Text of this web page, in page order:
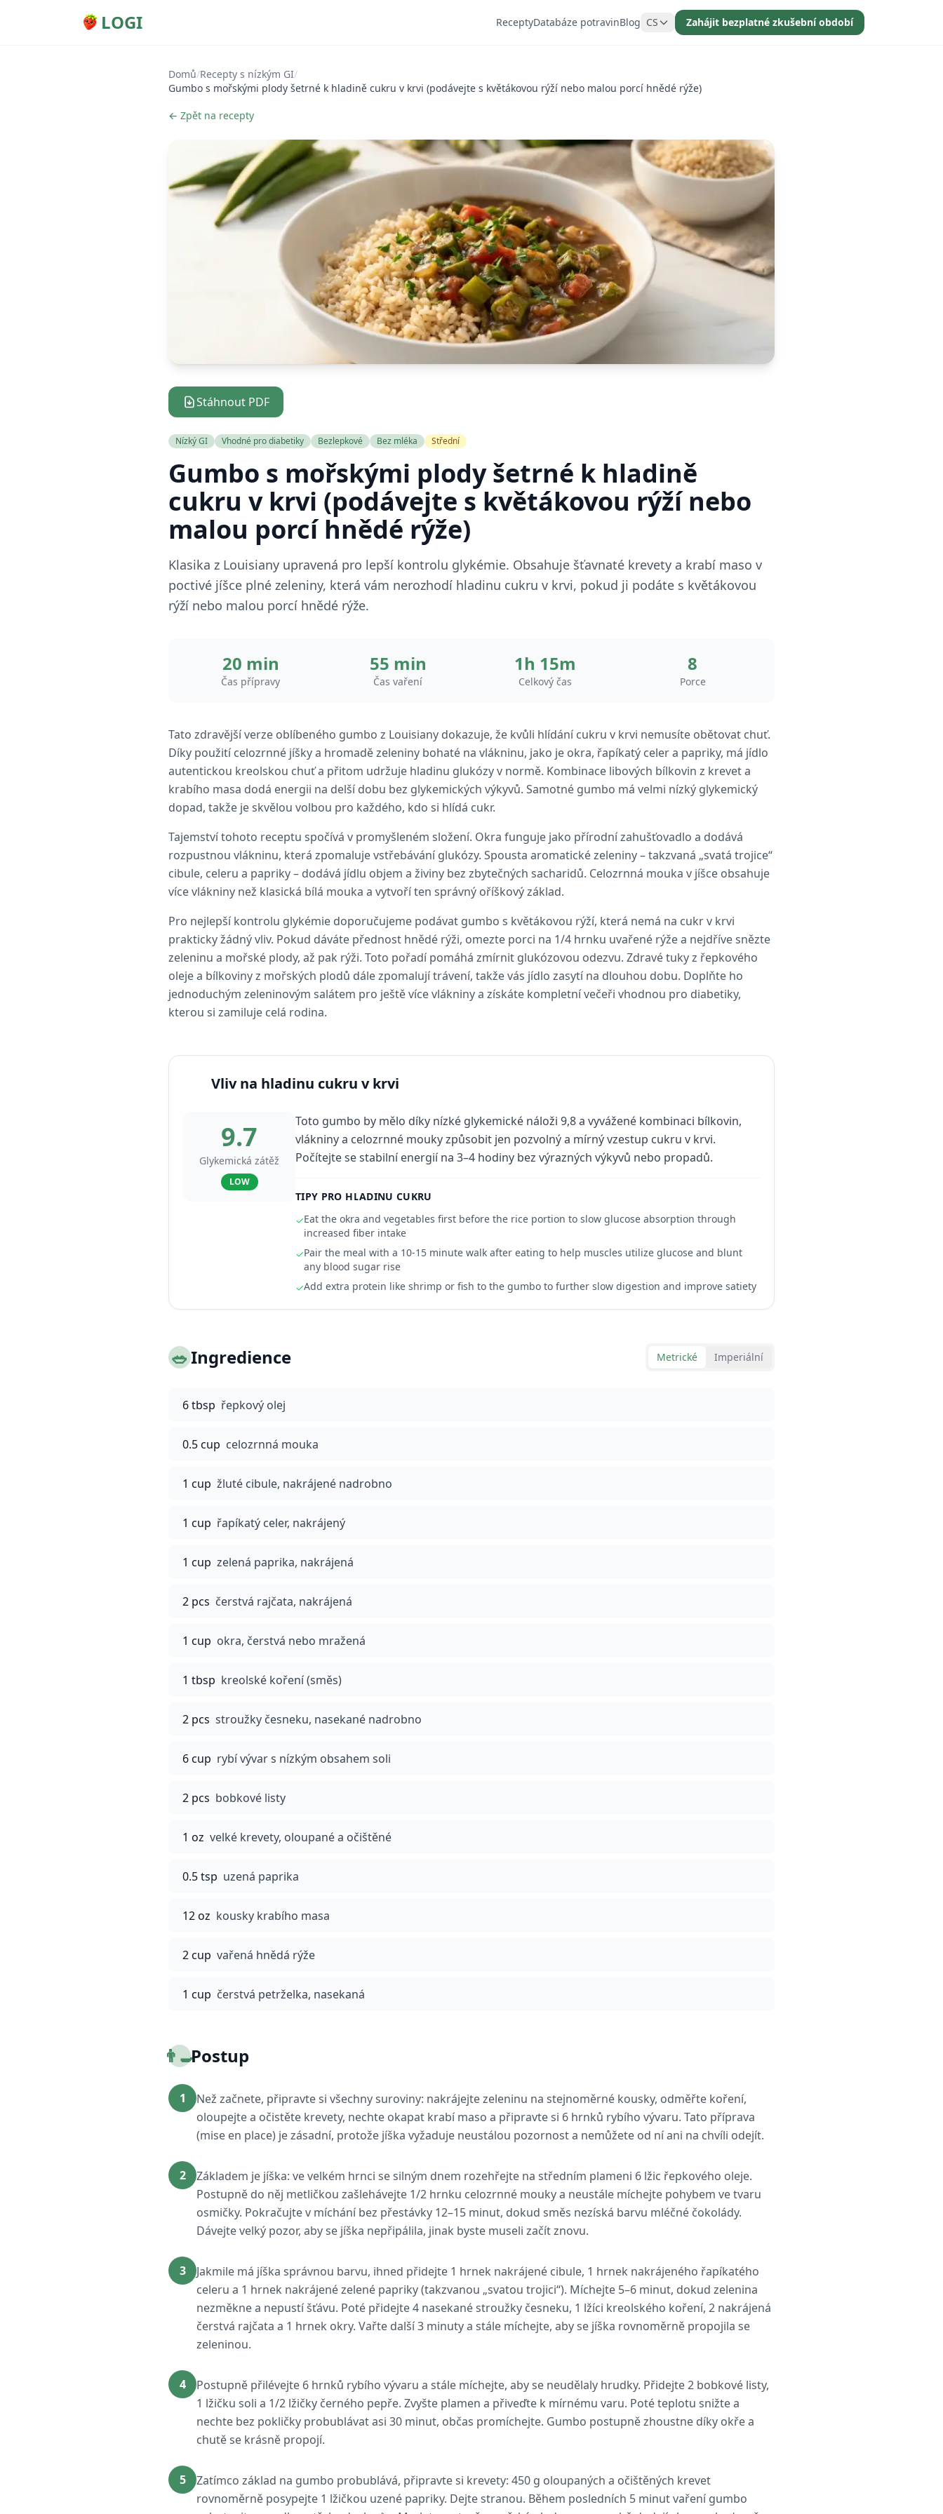
LOGI ReceptyDatabáze potravinBlog CS Zahájit bezplatné zkušební období
Domů/Recepty s nízkým GI/
Gumbo s mořskými plody šetrné k hladině cukru v krvi (podávejte s květákovou rýží nebo malou porcí hnědé rýže)
← Zpět na recepty
Stáhnout PDF
Nízký GI Vhodné pro diabetiky Bezlepkové Bez mléka Střední
Gumbo s mořskými plody šetrné k hladině
cukru v krvi (podávejte s květákovou rýží nebo
malou porcí hnědé rýže)
Klasika z Louisiany upravená pro lepší kontrolu glykémie. Obsahuje šťavnaté krevety a krabí maso v
poctivé jíšce plné zeleniny, která vám nerozhodí hladinu cukru v krvi, pokud ji podáte s květákovou
rýží nebo malou porcí hnědé rýže.
20 min
Čas přípravy
55 min
Čas vaření
1h 15m
Celkový čas
8
Porce
Tato zdravější verze oblíbeného gumbo z Louisiany dokazuje, že kvůli hlídání cukru v krvi nemusíte obětovat chuť.
Díky použití celozrnné jíšky a hromadě zeleniny bohaté na vlákninu, jako je okra, řapíkatý celer a papriky, má jídlo
autentickou kreolskou chuť a přitom udržuje hladinu glukózy v normě. Kombinace libových bílkovin z krevet a
krabího masa dodá energii na delší dobu bez glykemických výkyvů. Samotné gumbo má velmi nízký glykemický
dopad, takže je skvělou volbou pro každého, kdo si hlídá cukr.
Tajemství tohoto receptu spočívá v promyšleném složení. Okra funguje jako přírodní zahušťovadlo a dodává
rozpustnou vlákninu, která zpomaluje vstřebávání glukózy. Spousta aromatické zeleniny – takzvaná „svatá trojice“
cibule, celeru a papriky – dodává jídlu objem a živiny bez zbytečných sacharidů. Celozrnná mouka v jíšce obsahuje
více vlákniny než klasická bílá mouka a vytvoří ten správný oříškový základ.
Pro nejlepší kontrolu glykémie doporučujeme podávat gumbo s květákovou rýží, která nemá na cukr v krvi
prakticky žádný vliv. Pokud dáváte přednost hnědé rýži, omezte porci na 1/4 hrnku uvařené rýže a nejdříve snězte
zeleninu a mořské plody, až pak rýži. Toto pořadí pomáhá zmírnit glukózovou odezvu. Zdravé tuky z řepkového
oleje a bílkoviny z mořských plodů dále zpomalují trávení, takže vás jídlo zasytí na dlouhou dobu. Doplňte ho
jednoduchým zeleninovým salátem pro ještě více vlákniny a získáte kompletní večeři vhodnou pro diabetiky,
kterou si zamiluje celá rodina.
Vliv na hladinu cukru v krvi
9.7
Glykemická zátěž
LOW
Toto gumbo by mělo díky nízké glykemické náloži 9,8 a vyvážené kombinaci bílkovin,
vlákniny a celozrnné mouky způsobit jen pozvolný a mírný vzestup cukru v krvi.
Počítejte se stabilní energií na 3–4 hodiny bez výrazných výkyvů nebo propadů.
TIPY PRO HLADINU CUKRU
✓Eat the okra and vegetables first before the rice portion to slow glucose absorption through
increased fiber intake
✓Pair the meal with a 10-15 minute walk after eating to help muscles utilize glucose and blunt
any blood sugar rise
✓Add extra protein like shrimp or fish to the gumbo to further slow digestion and improve satiety
🥗Ingredience Metrické Imperiální
6 tbsp řepkový olej
0.5 cup celozrnná mouka
1 cup žluté cibule, nakrájené nadrobno
1 cup řapíkatý celer, nakrájený
1 cup zelená paprika, nakrájená
2 pcs čerstvá rajčata, nakrájená
1 cup okra, čerstvá nebo mražená
1 tbsp kreolské koření (směs)
2 pcs stroužky česneku, nasekané nadrobno
6 cup rybí vývar s nízkým obsahem soli
2 pcs bobkové listy
1 oz velké krevety, oloupané a očištěné
0.5 tsp uzená paprika
12 oz kousky krabího masa
2 cup vařená hnědá rýže
1 cup čerstvá petrželka, nasekaná
👨‍🍳Postup
1
Než začnete, připravte si všechny suroviny: nakrájejte zeleninu na stejnoměrné kousky, odměřte koření,
oloupejte a očistěte krevety, nechte okapat krabí maso a připravte si 6 hrnků rybího vývaru. Tato příprava
(mise en place) je zásadní, protože jíška vyžaduje neustálou pozornost a nemůžete od ní ani na chvíli odejít.
2
Základem je jíška: ve velkém hrnci se silným dnem rozehřejte na středním plameni 6 lžic řepkového oleje.
Postupně do něj metličkou zašlehávejte 1/2 hrnku celozrnné mouky a neustále míchejte pohybem ve tvaru
osmičky. Pokračujte v míchání bez přestávky 12–15 minut, dokud směs nezíská barvu mléčné čokolády.
Dávejte velký pozor, aby se jíška nepřipálila, jinak byste museli začít znovu.
3
Jakmile má jíška správnou barvu, ihned přidejte 1 hrnek nakrájené cibule, 1 hrnek nakrájeného řapíkatého
celeru a 1 hrnek nakrájené zelené papriky (takzvanou „svatou trojici“). Míchejte 5–6 minut, dokud zelenina
nezměkne a nepustí šťávu. Poté přidejte 4 nasekané stroužky česneku, 1 lžíci kreolského koření, 2 nakrájená
čerstvá rajčata a 1 hrnek okry. Vařte další 3 minuty a stále míchejte, aby se jíška rovnoměrně propojila se
zeleninou.
4
Postupně přilévejte 6 hrnků rybího vývaru a stále míchejte, aby se neudělaly hrudky. Přidejte 2 bobkové listy,
1 lžičku soli a 1/2 lžičky černého pepře. Zvyšte plamen a přiveďte k mírnému varu. Poté teplotu snižte a
nechte bez pokličky probublávat asi 30 minut, občas promíchejte. Gumbo postupně zhoustne díky okře a
chutě se krásně propojí.
5
Zatímco základ na gumbo probublává, připravte si krevety: 450 g oloupaných a očištěných krevet
rovnoměrně posypejte 1 lžičkou uzené papriky. Dejte stranou. Během posledních 5 minut vaření gumbo